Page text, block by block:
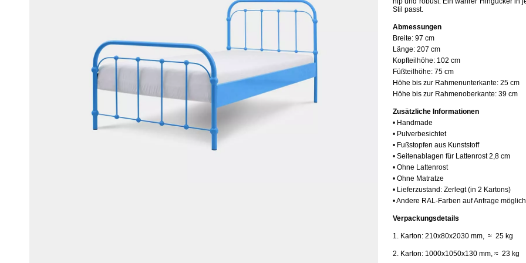
Stil passt.
Abmessungen
Breite: 97 cm
Länge: 207 cm
Kopfteilhöhe: 102 cm
Füßteilhöhe: 75 cm
Höhe bis zur Rahmenunterkante: 25 cm
Höhe bis zur Rahmenoberkante: 39 cm
Zusätzliche Informationen
• Handmade
• Pulverbesichtet
• Fußstopfen aus Kunststoff
• Seitenablagen für Lattenrost 2,8 cm
• Ohne Lattenrost
• Ohne Matratze
• Lieferzustand: Zerlegt (in 2 Kartons)
• Andere RAL-Farben auf Anfrage möglich
Verpackungsdetails
1. Karton: 210x80x2030 mm, ≈ 25 kg
2. Karton: 1000x1050x130 mm, ≈ 23 kg